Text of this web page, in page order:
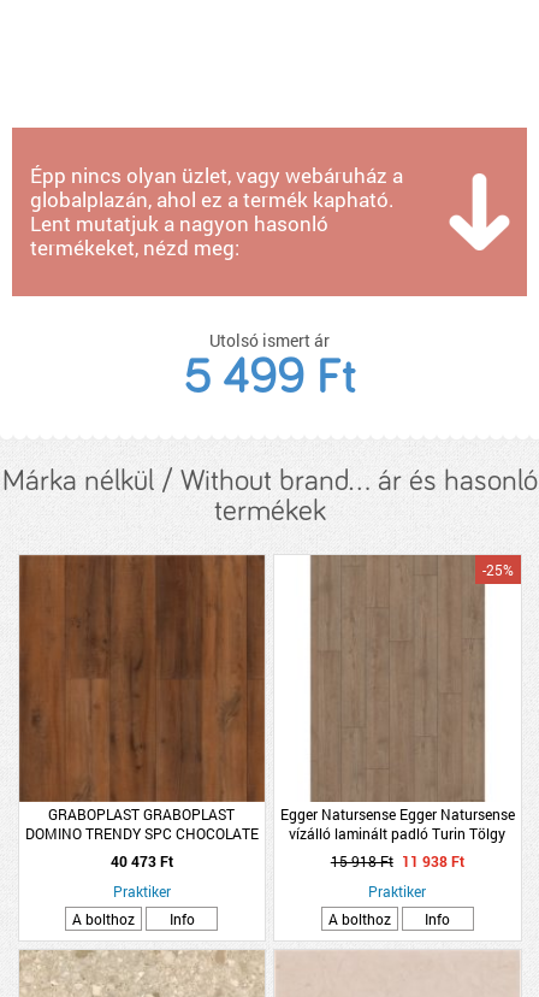
Épp nincs olyan üzlet, vagy webáruház a
globalplazán, ahol ez a termék kapható.
Lent mutatjuk a nagyon hasonló
termékeket, nézd meg:
Utolsó ismert ár
5 499 Ft
Márka nélkül / Without brand... ár és hasonló
termékek
GRABOPLAST GRABOPLAST
DOMINO TRENDY SPC CHOCOLATE
VINYL PADLÓ 180X1250X5MM
2,7M2/CSOMAG
40 473 Ft
Praktiker
A bolthoz
Info
Egger Natursense Egger Natursense
vízálló laminált padló Turin Tölgy
Barna 1292x193x8mm
1,99m2/csomag K32 4V El2191
-25%
15 918 Ft 11 938 Ft
Praktiker
A bolthoz
Info